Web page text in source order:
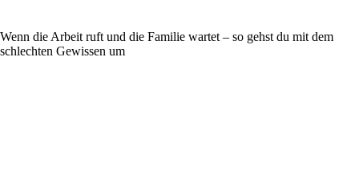
Wenn die Arbeit ruft und die Familie wartet – so gehst du mit dem
schlechten Gewissen um